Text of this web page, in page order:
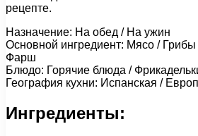
рецепте.
Назначение: На обед / На ужин
Основной ингредиент: Мясо /
Фарш
Блюдо: Горячие блюда /
География кухни: Испанская /
Ингредиенты: